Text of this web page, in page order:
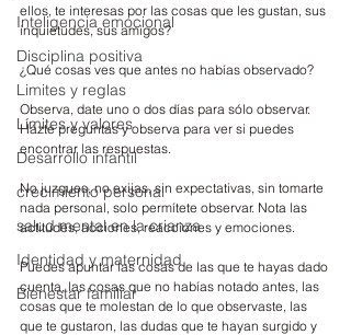
Inteligencia emocional
Disciplina positiva
Limites y reglas
Límites y valores
Desarrollo infantil
crecimiento personal
salud mental en la crianza
Identidad y maternidad
Bienestar familiar
ellos, te interesas por las cosas que les gustan, sus
inquietudes, sus amigos?
¿Qué cosas ves que antes no habías observado?
Observa, date uno o dos días para sólo observar.
Házte preguntas y observa para ver si puedes
encontrar las respuestas.
No juzgues, no exijas, sin expectativas, sin tomarte
nada personal, solo permítete observar. Nota las
actitudes, acciones, reacciones y emociones.
Puedes apuntar las cosas de las que te hayas dado
cuenta, las cosas que no habías notado antes, las
cosas que te molestan de lo que observaste, las
que te gustaron, las dudas que te hayan surgido y